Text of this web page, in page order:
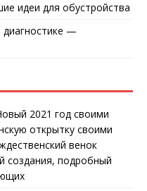
идеи для обустройства
—
2021 год своими
открытку своими
венок
создания, подробный